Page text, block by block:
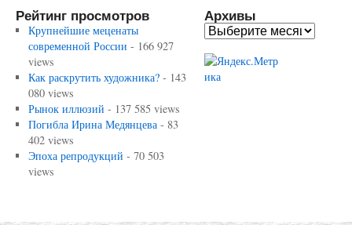
Рейтинг просмотров
Крупнейшие меценаты
современной России - 166 927
views
Как раскрутить художника?- 143
080 views
Рынок иллюзий - 137 585 views
Погибла Ирина Медянцева- 83
402 views
Эпоха репродукций - 70 503
views
Архивы